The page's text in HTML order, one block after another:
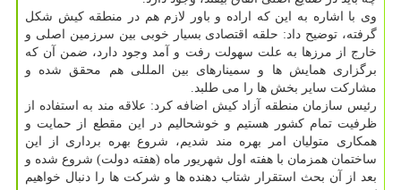
وی با اشاره به این كه اراده و باور لازم هم در منطقه كیش شكل
گرفته، توضیح داد: حلقه اقتصادی بسیار خوبی بین سرزمین اصلی و
خارج از مرزها به علت سهولت رفت و آمد وجود دارد، ضمن آن كه
برگزاری همایش ها و سمینارهای بین المللی هم محقق شده و
مشاركت سایر بخش ها را می طلبد.
رئیس سازمان منطقه آزاد كیش اضافه كرد: علاقه مند به استفاده از
ظرفیت تمام كشور هستیم و خوشحالیم در این مقطع از حمایت و
همكاری متولیان امر بهره مند شدیم، شروع بهره برداری از این
ساختمان همزمان با هفته اول شهریور ماه (هفته دولت) شروع شده و
بعد از آن بحث استقرار شتاب دهنده ها و شركت ها را دنبال خواهیم